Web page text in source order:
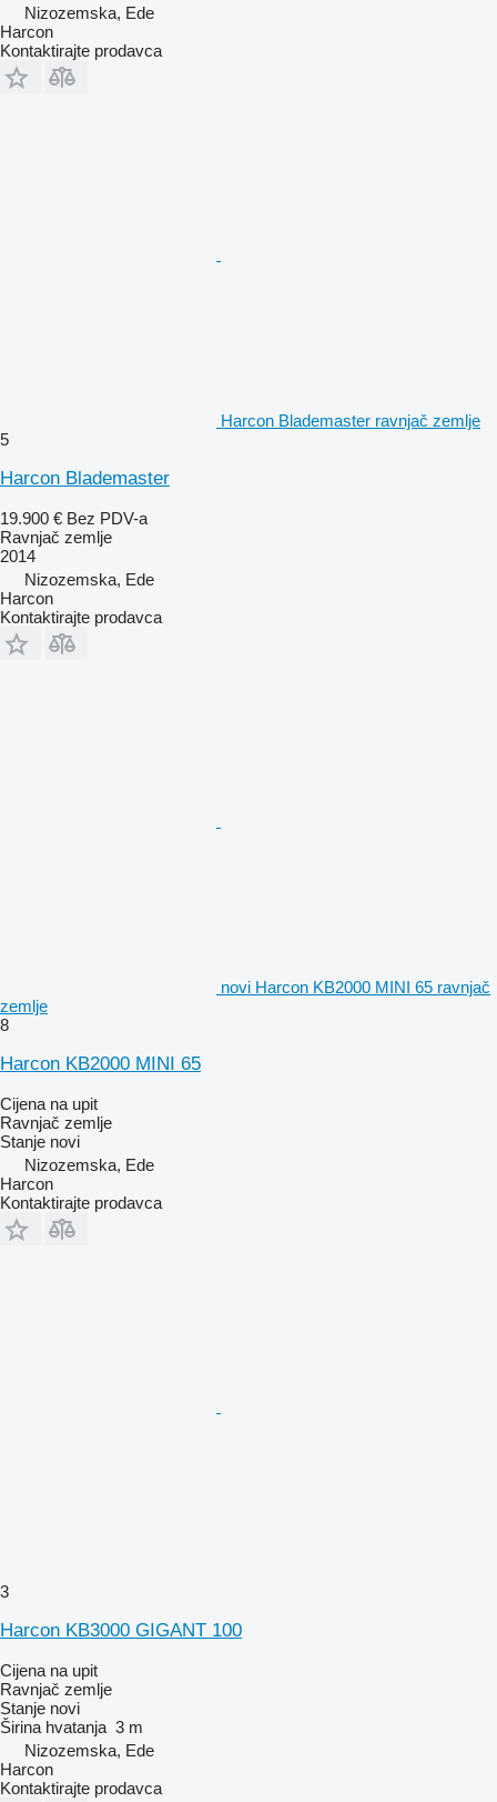
Nizozemska, Ede
Harcon
Kontaktirajte prodavca
Harcon Blademaster ravnjač zemlje
5
Harcon Blademaster
19.900 € Bez PDV-a
Ravnjač zemlje
2014
Nizozemska, Ede
Harcon
Kontaktirajte prodavca
novi Harcon KB2000 MINI 65 ravnjač
zemlje
8
Harcon KB2000 MINI 65
Cijena na upit
Ravnjač zemlje
Stanje novi
Nizozemska, Ede
Harcon
Kontaktirajte prodavca
3
Harcon KB3000 GIGANT 100
Cijena na upit
Ravnjač zemlje
Stanje novi
Širina hvatanja 3 m
Nizozemska, Ede
Harcon
Kontaktirajte prodavca